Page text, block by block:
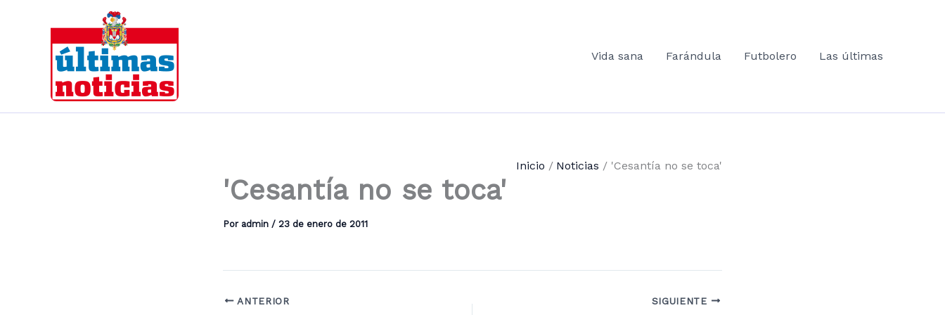
contenido
Vida sana
Farándula Futbolero Las últimas
Inicio Noticias 'Cesantía no se toca'
'Cesantía no se toca'
Por admin / 23 de enero de 2011
ANTERIOR SIGUIENTE